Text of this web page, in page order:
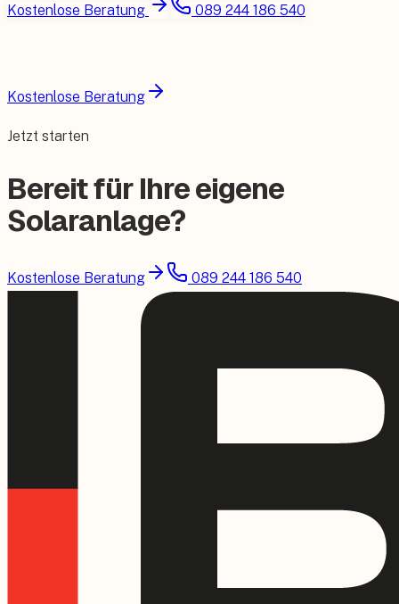
Kostenlose Beratung 089 244 186 540
Kostenlose Beratung
Jetzt starten
Bereit für Ihre eigene
Solaranlage?
Kostenlose Beratung 089 244 186 540